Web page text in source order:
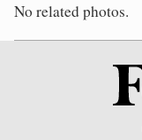
No related photos.